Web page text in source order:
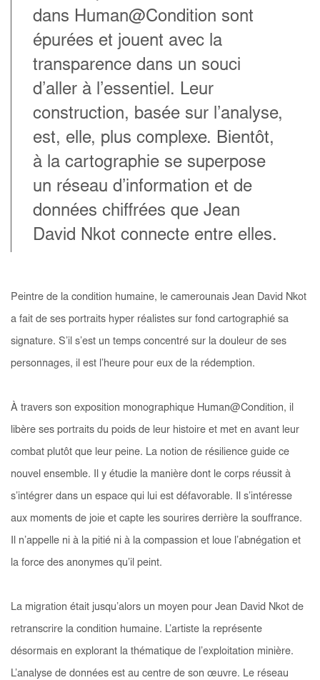
dans Human@Condition sont
épurées et jouent avec la
transparence dans un souci
d’aller à l’essentiel. Leur
construction, basée sur l’analyse,
est, elle, plus complexe. Bientôt,
à la cartographie se superpose
un réseau d’information et de
données chiffrées que Jean
David Nkot connecte entre elles.
Peintre de la condition humaine, le camerounais Jean David Nkot
a fait de ses portraits hyper réalistes sur fond cartographié sa
signature. S’il s’est un temps concentré sur la douleur de ses
personnages, il est l’heure pour eux de la rédemption.
À travers son exposition monographique Human@Condition, il
libère ses portraits du poids de leur histoire et met en avant leur
combat plutôt que leur peine. La notion de résilience guide ce
nouvel ensemble. Il y étudie la manière dont le corps réussit à
s’intégrer dans un espace qui lui est défavorable. Il s’intéresse
aux moments de joie et capte les sourires derrière la souffrance.
Il n’appelle ni à la pitié ni à la compassion et loue l’abnégation et
la force des anonymes qu’il peint.
La migration était jusqu’alors un moyen pour Jean David Nkot de
retranscrire la condition humaine. L’artiste la représente
désormais en explorant la thématique de l’exploitation minière.
L’analyse de données est au centre de son œuvre. Le réseau